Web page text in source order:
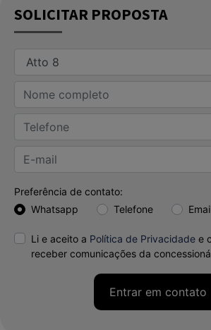
SOLICITAR PROPOSTA
Preferência de contato:
Whatsapp
Telefone
Li e aceito a Política de Privacidade e
receber comunicações da
Entrar em contato